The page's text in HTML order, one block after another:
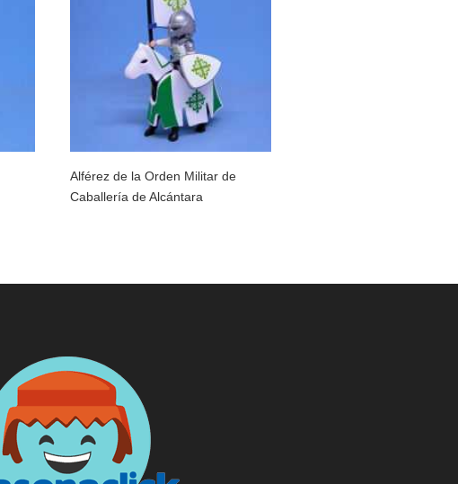
Alférez de la Orden Militar de
Caballería de Alcántara